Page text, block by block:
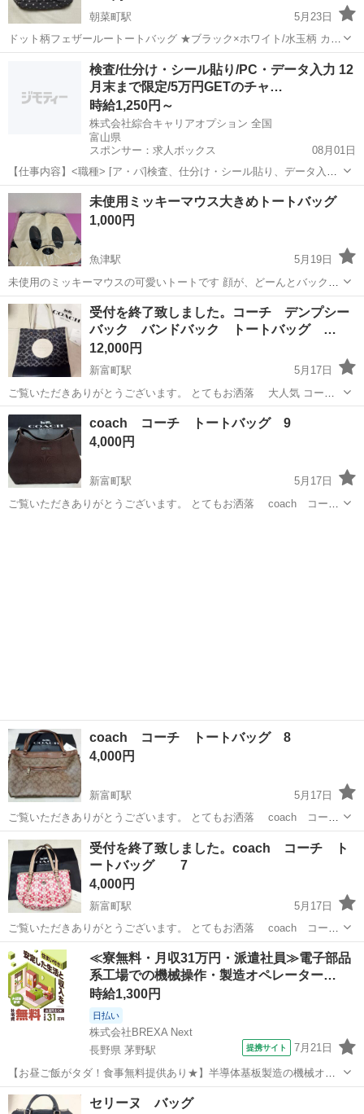
朝菜町駅
5月23日
ドット柄フェザールートートバッグ ★ブラック×ホワイト/水玉柄 カン
ガルーの腹袋から着想を得たサイドポケットのルーポケットを特徴と
する 日本のトートバッグ専門ブランドルートートのバッグ 軽量でふわ
ふわとしたフェザールーシリー...
富山市 朝菜町駅 専門
検査/仕分け・シール貼り/PC・データ入力 12
月末まで限定/5万円GETのチャ…
時給1,250円～
株式会社綜合キャリアオプション 全国
富山県
スポンサー：求人ボックス
08月01日
【仕事内容】<職種> [ア・パ]検査、仕分け・シール貼り、データ入
力、タイピング(PC・パソコン・インターネット) <雇用形態> アルバ
イト・パート <給与> [ア・パ]時給1,250円～ 交通費:一部支給 日払い
OK!/ ご紹介...
アルバイト・パート
未使用ミッキーマウス大きめトートバッグ
1,000円
魚津駅
5月19日
未使用のミッキーマウスの可愛いトートです 顔が、どーんとバックの
柄に 後ろはおしりがどーん！と柄になってます 大きめなのでレッスン
バッグにも 取りに来て下さる方に
富山 魚津市 魚津駅 バッグ ミッキーマウス
受付を終了致しました。コーチ デンプシー
バック バンドバック トートバッグ …
12,000円
新富町駅
5月17日
ご覧いただきありがとうございます。 とてもお洒落 大人気 コー
チ デンプシー バック バンドバック トートバッグ ショルダーバ
ック 持っているだけでテンションがあがります。 ※正規品保証 ※状
態は 写真にてご確認下さい。...
富山 富山市 バッグ デンプシー
coach コーチ トートバッグ 9
4,000円
新富町駅
5月17日
ご覧いただきありがとうございます。 とてもお洒落 coach コー
coach コーチ トートバッグ 8
4,000円
新富町駅
5月17日
ご覧いただきありがとうございます。 とてもお洒落 coach コー
チ トートバッグ です。 持っているだけでテンションがあがります。
※状態は 写真にてご確認下さい。 中古品のため、使用、保管に伴う細
かいキズ、スレ、...
富山 富山市 新富町駅 バッグ
受付を終了致しました。coach コーチ ト
ートバッグ 7
4,000円
新富町駅
5月17日
ご覧いただきありがとうございます。 とてもお洒落 coach コー
チ トートバッグ です。 持っているだけでテンションがあがります。
※状態は 写真にてご確認下さい。 中古品のため、使用、保管に伴う細
かいキズ、スレ、...
富山 富山市 新富町駅 バッグ coach
≪寮無料・月収31万円・派遣社員≫電子部品
系工場での機械操作・製造オペレーター…
時給1,300円
日払い
株式会社BREXA Next
長野県 茅野駅
提携サイト 7月21日
【お昼ご飯がタダ！食事無料提供あり★】半導体基板製造の機械オペ
レーターや検査作業！未経験活躍中★カップル＆友達同士の応募OK！
赴任旅費会社負担★嬉しい無料送迎◎正社員登用制度あり！マイカー
長野 茅野市 茅野駅 その他
セリーヌ バッグ